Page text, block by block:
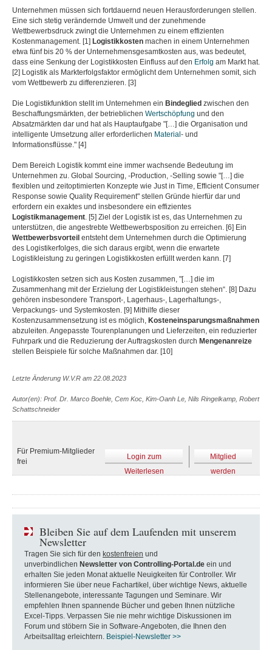
Unternehmen müssen sich fortdauernd neuen Herausforderungen stellen.
Eine sich stetig verändernde Umwelt und der zunehmende
Wettbewerbsdruck zwingt die Unternehmen zu einem effizienten
Kostenmanagement. [1] Logistikkosten machen in einem Unternehmen
etwa fünf bis 20 % der Unternehmensgesamtkosten aus, was bedeutet,
dass eine Senkung der Logistikkosten Einfluss auf den Erfolg am Markt hat.
[2] Logistik als Markterfolgsfaktor ermöglicht dem Unternehmen somit, sich
vom Wettbewerb zu differenzieren. [3]
Die Logistikfunktion stellt im Unternehmen ein Bindeglied zwischen den
Beschaffungsmärkten, der betrieblichen Wertschöpfung und den
Absatzmärkten dar und hat als Hauptaufgabe "[…] die Organisation und
intelligente Umsetzung aller erforderlichen Material - und
Informationsflüsse." [4]
Dem Bereich Logistik kommt eine immer wachsende Bedeutung im
Unternehmen zu. Global Sourcing, -Production, -Selling sowie "[…] die
flexiblen und zeitoptimierten Konzepte wie Just in Time, Efficient Consumer
Response sowie Quality Requirement" stellen Gründe hierfür dar und
erfordern ein exaktes und insbesondere ein effizientes
Logistikmanagement. [5] Ziel der Logistik ist es, das Unternehmen zu
unterstützen, die angestrebte Wettbewerbsposition zu erreichen. [6] Ein
Wettbewerbsvorteil entsteht dem Unternehmen durch die Optimierung
des Logistikerfolges, die sich daraus ergibt, wenn die erwartete
Logistikleistung zu geringen Logistikkosten erfüllt werden kann. [7]
Logistikkosten setzen sich aus Kosten zusammen, "[…] die im
Zusammenhang mit der Erzielung der Logistikleistungen stehen“. [8] Dazu
gehören insbesondere Transport-, Lagerhaus-, Lagerhaltungs-,
Verpackungs- und Systemkosten. [9] Mithilfe dieser
Kostenzusammensetzung ist es möglich, Kosteneinsparungsmaßnahmen
abzuleiten. Angepasste Tourenplanungen und Lieferzeiten, ein reduzierter
Fuhrpark und die Reduzierung der Auftragskosten durch Mengenanreize
stellen Beispiele für solche Maßnahmen dar. [10]
Letzte Änderung W.V.R am 22.08.2023
Autor(en): Prof. Dr. Marco Boehle, Cem Koc, Kim-Oanh Le, Nils Ringelkamp, Robert
Schattschneider
Für Premium-Mitglieder
frei
Login zum
Weiterlesen
Mitglied
werden
Bleiben Sie auf dem Laufenden mit unserem
Newsletter
Tragen Sie sich für den kostenfreien und
unverbindlichen Newsletter von Controlling-Portal.de ein und
erhalten Sie jeden Monat aktuelle Neuigkeiten für Controller. Wir
informieren Sie über neue Fachartikel, über wichtige News, aktuelle
Stellenangebote, interessante Tagungen und Seminare. Wir
empfehlen Ihnen spannende Bücher und geben Ihnen nützliche
Excel-Tipps. Verpassen Sie nie mehr wichtige Diskussionen im
Forum und stöbern Sie in Software-Angeboten, die Ihnen den
Arbeitsalltag erleichtern. Beispiel-Newsletter >>